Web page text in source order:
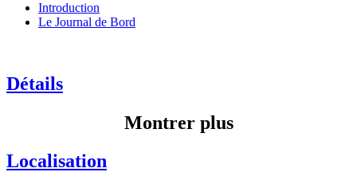
Introduction
Le Journal de Bord
Détails
Montrer plus
Localisation